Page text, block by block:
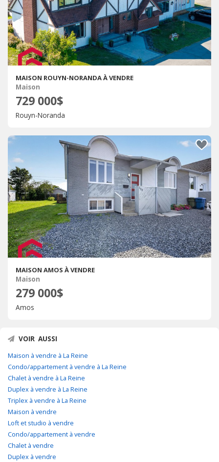
MAISON ROUYN-NORANDA À VENDRE
Maison
729 000$
Rouyn-Noranda
MAISON AMOS À VENDRE
Maison
279 000$
Amos
VOIR AUSSI
Maison à vendre à La Reine
Condo/appartement à vendre à La Reine
Chalet à vendre à La Reine
Duplex à vendre à La Reine
Triplex à vendre à La Reine
Maison à vendre
Loft et studio à vendre
Condo/appartement à vendre
Chalet à vendre
Duplex à vendre